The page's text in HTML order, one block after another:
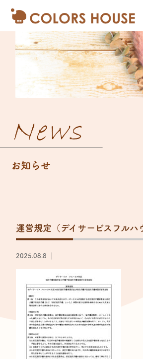
News
お知らせ
運営規定（デイサービスフルハ
2025.08.8 ｜